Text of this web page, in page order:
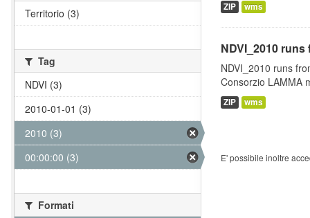
ZIP wms
NDVI_2010 runs
NDVI_2010 runs
Consorzio LAMMA
ZIP wms
E' possibile inoltre
Territorio (3)
Tag
NDVI (3)
2010-01-01 (3)
2010 (3)
00:00:00 (3)
Formati